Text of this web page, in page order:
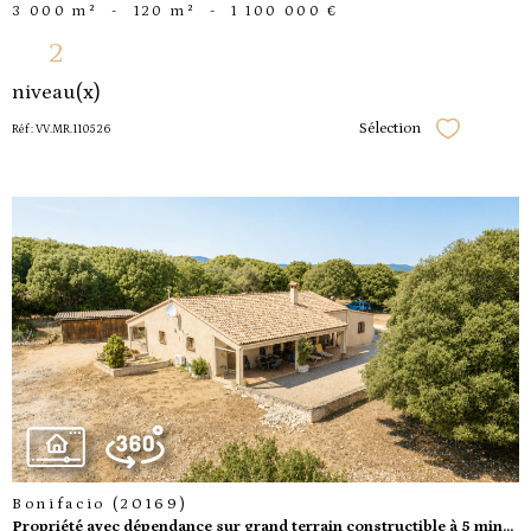
3 000 m² - 120 m² - 1 100 000 €
2
niveau(x)
Réf : VV.MR.110526 Sélection Sélectionner
voir le
bien
Bonifacio (20169)
Propriété avec dépendance sur grand terrain constructible à 5 min...